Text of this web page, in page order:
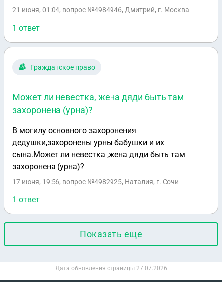
делать чтобы дали две раздельные квартиры
21 июня, 01:04, вопрос №4984946, Дмитрий, г. Москва
1 ответ
Гражданское право
Может ли невестка, жена дяди быть там
захоронена (урна)?
В могилу основного захоронения
дедушки,захоронены урны бабушки и их
сына.Может ли невестка ,жена дяди быть там
захоронена (урна)?
17 июня, 19:56, вопрос №4982925, Наталия, г. Сочи
1 ответ
Показать еще
Дата обновления страницы 27.07.2026